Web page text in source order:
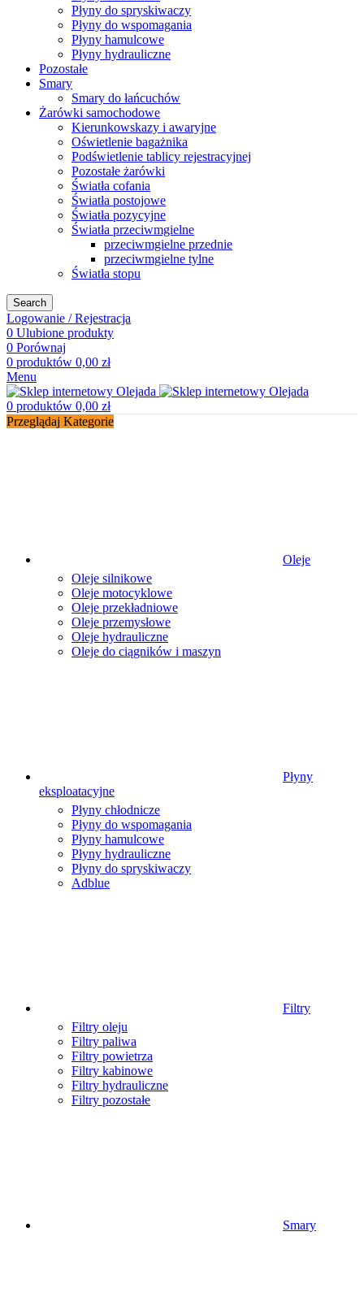
Płyny do spryskiwaczy
Płyny do wspomagania
Płyny hamulcowe
Płyny hydrauliczne
Pozostałe
Smary
Smary do łańcuchów
Żarówki samochodowe
Kierunkowskazy i awaryjne
Oświetlenie bagażnika
Podświetlenie tablicy rejestracyjnej
Pozostałe żarówki
Światła cofania
Światła postojowe
Światła pozycyjne
Światła przeciwmgielne
przeciwmgielne przednie
przeciwmgielne tylne
Światła stopu
Search
Logowanie / Rejestracja
0 Ulubione produkty
0 Porównaj
0 produktów 0,00 zł
Menu
0 produktów 0,00 zł
Przeglądaj Kategorie
Oleje
Oleje silnikowe
Oleje motocyklowe
Oleje przekładniowe
Oleje przemysłowe
Oleje hydrauliczne
Oleje do ciągników i maszyn
Płyny
eksploatacyjne
Płyny chłodnicze
Płyny do wspomagania
Płyny hamulcowe
Płyny hydrauliczne
Płyny do spryskiwaczy
Adblue
Filtry
Filtry oleju
Filtry paliwa
Filtry powietrza
Filtry kabinowe
Filtry hydrauliczne
Filtry pozostałe
Smary